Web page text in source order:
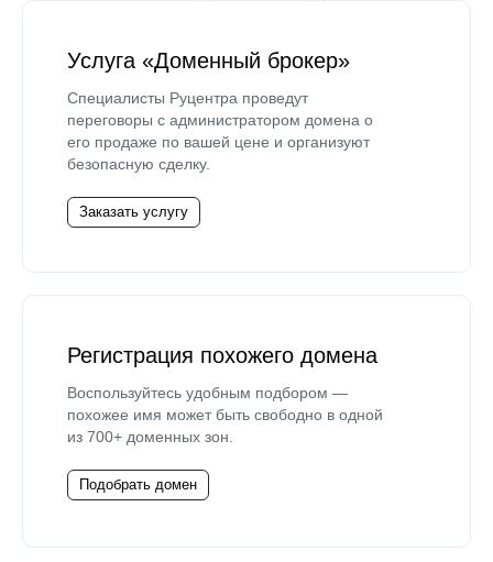
Услуга «Доменный брокер»
Специалисты Руцентра проведут
переговоры с администратором домена о
его продаже по вашей цене и организуют
безопасную сделку.
Заказать услугу
Регистрация похожего домена
Воспользуйтесь удобным подбором —
похожее имя может быть свободно в одной
из 700+ доменных зон.
Подобрать домен